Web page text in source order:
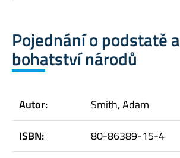
Pojednání o podstatě
bohatství národů
Autor:
Smith, Adam
ISBN:
80-86389-15-4